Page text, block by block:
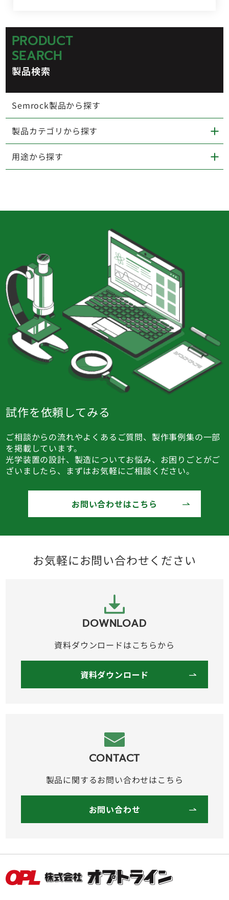
PRODUCT
SEARCH
製品検索
Semrock製品から探す
製品カテゴリから探す
用途から探す
試作を依頼してみる
ご相談からの流れやよくあるご質問、製作事例集の一部
を掲載しています。
光学装置の設計、製造についてお悩み、お困りごとがご
ざいましたら、まずはお気軽にご相談ください。
お問い合わせはこちら
お気軽にお問い合わせください
DOWNLOAD
資料ダウンロードはこちらから
資料ダウンロード
CONTACT
製品に関するお問い合わせはこちら
お問い合わせ